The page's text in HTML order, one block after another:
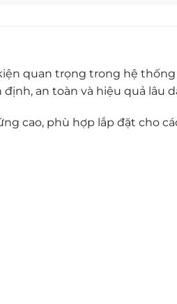
quan trọng trong hệ
an toàn và hiệu quả lâu
cao, phù hợp lắp đặt cho